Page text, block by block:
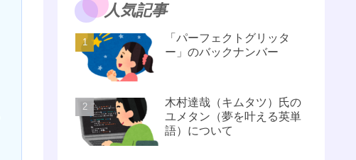
人気記事
「パーフェクトグリッタ
ー」のバックナンバー
木村達哉（キムタツ）氏の
ユメタン（夢を叶える英単
語）について